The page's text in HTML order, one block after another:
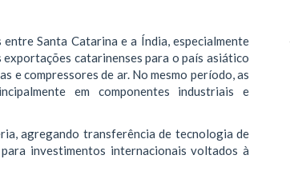
Santa Catarina e a Índia, especialmente
catarinenses para o país asiático
e compressores de ar. No mesmo período, as
em componentes industriais e
agregando transferência de tecnologia de
investimentos internacionais voltados à